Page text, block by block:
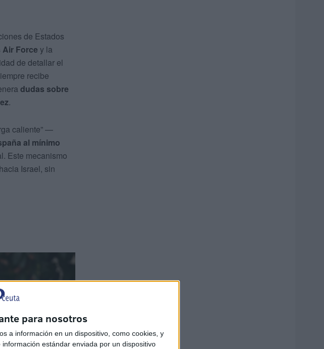
para nosotros
a información en un dispositivo, como cookies, y
estándar enviada por un dispositivo
de Estados
Air Force y la
de detallar el
recibe
dudas sobre
.
caliente” —
al mínimo
Este mecanismo
Israel, sin